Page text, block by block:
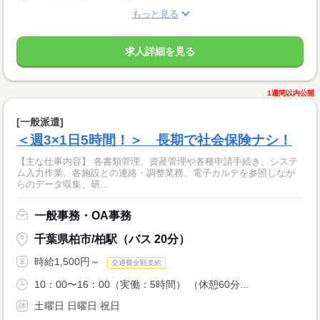
もっと見る
求人詳細を見る
1週間以内公開
[一般派遣]
＜週3×1日5時間！＞ 長期で社会保険ナシ！
【主な仕事内容】 各書類管理、資産管理や各種申請手続き、システ
ム入力作業、各施設との連絡・調整業務、電子カルテを参照しなが
らのデータ収集、研...
一般事務・OA事務
千葉県柏市/柏駅（バス 20分）
時給1,500円～ 交通費全額支給
10：00〜16：00（実働：5時間） （休憩60分...
土曜日 日曜日 祝日